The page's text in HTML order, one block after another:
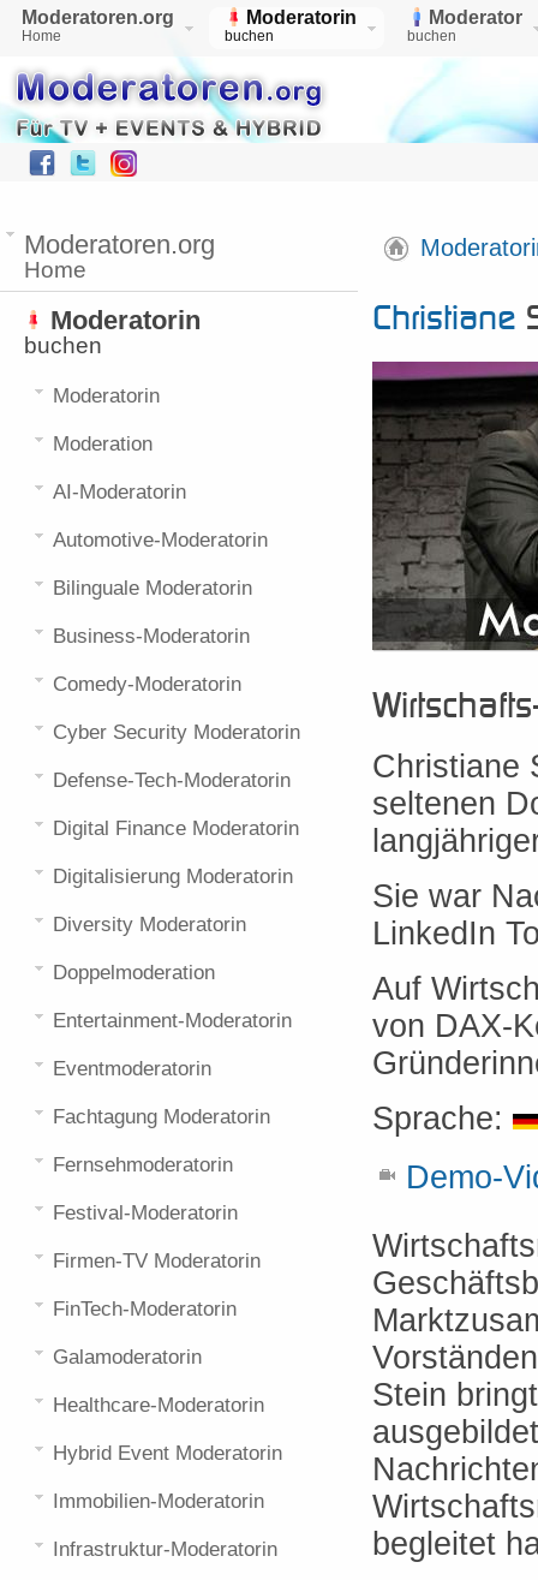
Moderatoren.org
Home
Moderatorin
buchen
Moderator
buchen
Christiane
Christiane
seltenen
Sie war
LinkedIn
Auf
von DAX-
Sprache:
Demo-
Stein
begleitet
Moderatoren.org
Home
Moderatorin
buchen
Moderatorin
Moderation
AI-Moderatorin
Automotive-Moderatorin
Bilinguale Moderatorin
Business-Moderatorin
Comedy-Moderatorin
Cyber Security Moderatorin
Defense-Tech-Moderatorin
Digital Finance Moderatorin
Digitalisierung Moderatorin
Diversity Moderatorin
Doppelmoderation
Entertainment-Moderatorin
Eventmoderatorin
Fachtagung Moderatorin
Fernsehmoderatorin
Festival-Moderatorin
Firmen-TV Moderatorin
FinTech-Moderatorin
Galamoderatorin
Healthcare-Moderatorin
Hybrid Event Moderatorin
Immobilien-Moderatorin
Infrastruktur-Moderatorin